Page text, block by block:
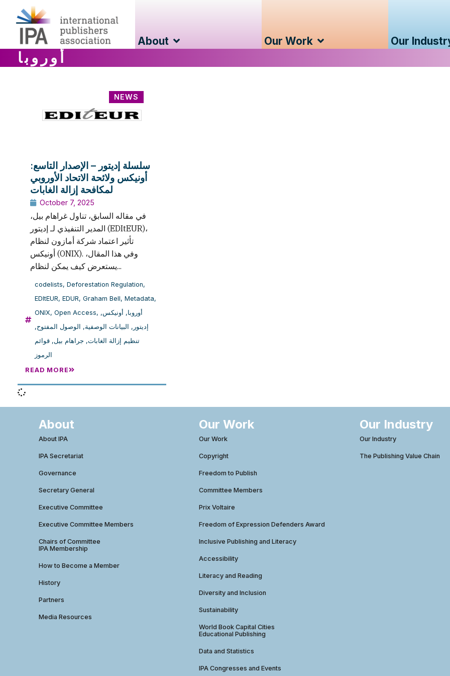
About Our Work Our
أوروبا
NEWS
سلسلة إديتور – الإصدار التاسع:
أونيكس ولائحة الاتحاد الأوروبي
لمكافحة إزالة الغابات
October 7, 2025
في مقاله السابق، تناول غراهام بيل،
المدير التنفيذي لـ إديتور (EDItEUR)،
تأثير اعتماد شركة أمازون لنظام
أونيكس (ONIX). وفي هذا المقال،
يستعرض كيف يمكن لنظام...
codelists, Deforestation Regulation,
EDItEUR, EDUR, Graham Bell, Metadata,
ONIX, Open Access, أوروبا, أونيكس,
إديتور , البيانات الوصفية, الوصول المفتوح,
تنظيم إزالة الغابات, جراهام بيل, قوائم
الرموز
READ MORE
About
About IPA
IPA Secretariat
Governance
Secretary General
Executive Committee
Executive Committee Members
Chairs of Committee
IPA Membership
How to Become a Member
History
Partners
Media Resources
Our Work
Our Work
Copyright
Freedom to Publish
Committee Members
Prix Voltaire
Freedom of Expression Defenders Award
Inclusive Publishing and Literacy
Accessibility
Literacy and Reading
Diversity and Inclusion
Sustainability
World Book Capital Cities
Educational Publishing
Data and Statistics
IPA Congresses and Events
Our Industry
Our Industry
The Publishing Value Chain